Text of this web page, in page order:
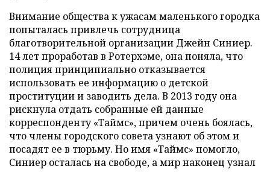
Внимание общества к ужасам маленького городка
попыталась привлечь сотрудница
благотворительной организации Джейн Синиер.
14 лет проработав в Ротерхэме, она поняла, что
полиция принципиально отказывается
использовать ее информацию о детской
проституции и заводить дела. В 2013 году она
рискнула отдать собранные ей данные
корреспонденту «Таймс», причем очень боялась,
что члены городского совета узнают об этом и
посадят ее в тюрьму. Но имя «Таймс» помогло,
Синиер осталась на свободе, а мир наконец узнал